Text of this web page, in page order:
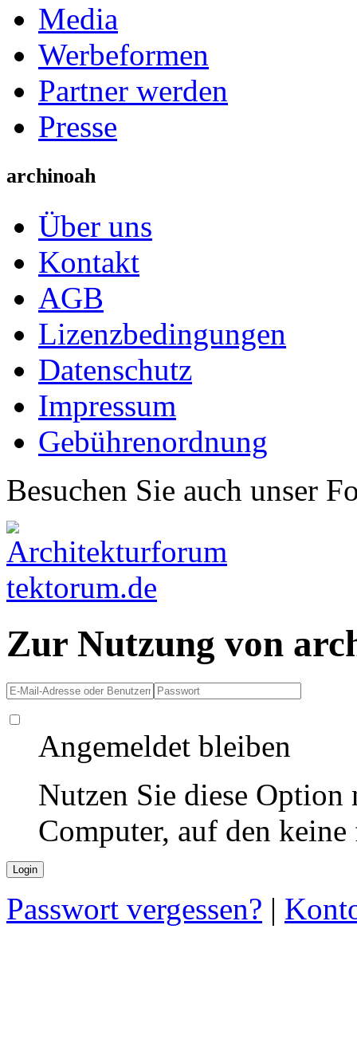
Media
Werbeformen
Partner werden
Presse
archinoah
Über uns
Kontakt
AGB
Lizenzbedingungen
Datenschutz
Impressum
Gebührenordnung
Besuchen Sie auch unser
Zur Nutzung von
Angemeldet bleiben
Nutzen Sie diese
Computer, auf den
Passwort vergessen? |